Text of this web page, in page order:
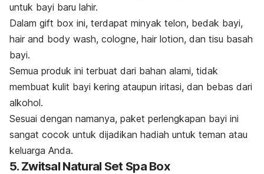
untuk bayi baru lahir.
Dalam gift box ini, terdapat minyak telon, bedak bayi,
hair and body wash, cologne, hair lotion, dan tisu basah
bayi.
Semua produk ini terbuat dari bahan alami, tidak
membuat kulit bayi kering ataupun iritasi, dan bebas dari
alkohol.
Sesuai dengan namanya, paket perlengkapan bayi ini
sangat cocok untuk dijadikan hadiah untuk teman atau
keluarga Anda.
5. Zwitsal Natural Set Spa Box